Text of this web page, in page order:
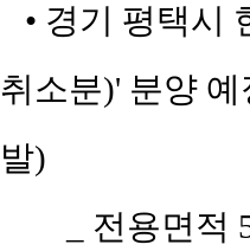
• 경기 평택시
취소분)' 분양
발)
_ 전용면